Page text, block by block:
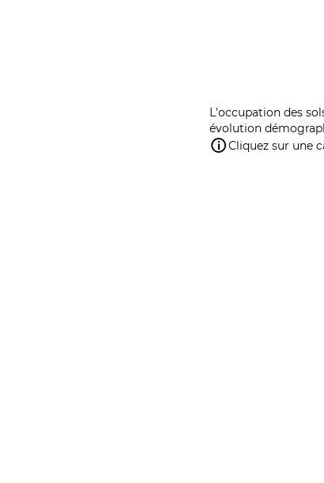
L'occupation des
évolution
Cliquez sur une